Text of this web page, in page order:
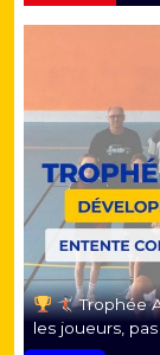
Trophée
les joueurs,